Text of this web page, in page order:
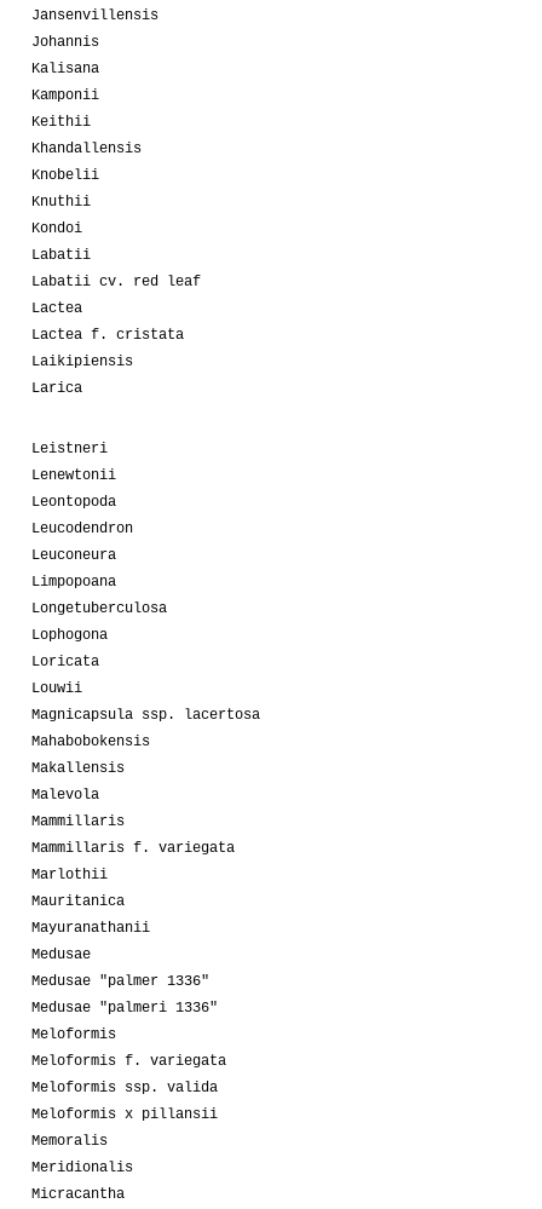
Jansenvillensis
Johannis
Kalisana
Kamponii
Keithii
Khandallensis
Knobelii
Knuthii
Kondoi
Labatii
Labatii cv. red leaf
Lactea
Lactea f. cristata
Laikipiensis
Larica
Leistneri
Lenewtonii
Leontopoda
Leucodendron
Leuconeura
Limpopoana
Longetuberculosa
Lophogona
Loricata
Louwii
Magnicapsula ssp. lacertosa
Mahabobokensis
Makallensis
Malevola
Mammillaris
Mammillaris f. variegata
Marlothii
Mauritanica
Mayuranathanii
Medusae
Medusae "palmer 1336"
Medusae "palmeri 1336"
Meloformis
Meloformis f. variegata
Meloformis ssp. valida
Meloformis x pillansii
Memoralis
Meridionalis
Micracantha